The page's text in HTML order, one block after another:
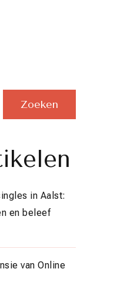
Zoeken
in Aalst:
en beleef
van Online